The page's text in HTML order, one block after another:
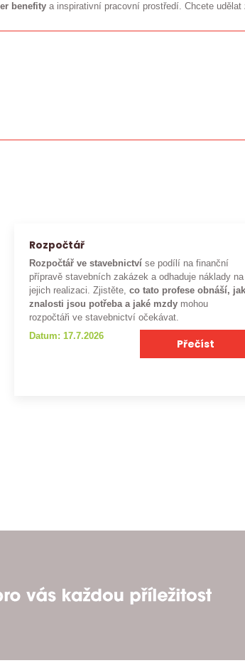
benefitya inspirativní pracovní prostředí. Chcete udělat
Rozpočtář
Rozpočtář ve stavebnictví se podílí na finanční
přípravě stavebních zakázek a odhaduje náklady na
jejich realizaci. Zjistěte,co tato profese obnáší,
znalosti jsou potřeba a jaké mzdy mohou
rozpočtáři ve stavebnictví očekávat.
Datum: 17.7.2026
Přečíst